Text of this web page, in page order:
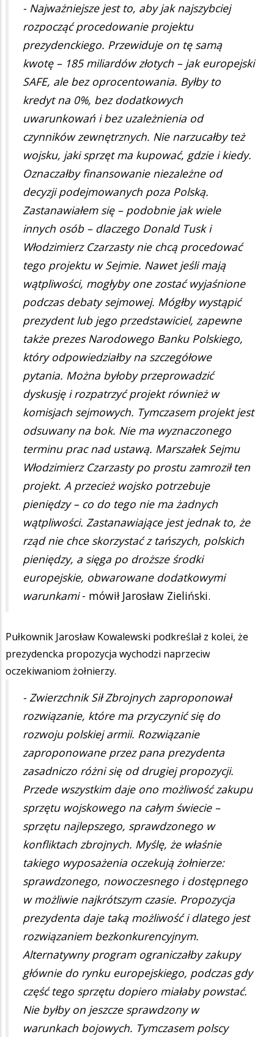
- Najważniejsze jest to, aby jak najszybciej
rozpocząć procedowanie projektu
prezydenckiego. Przewiduje on tę samą
kwotę – 185 miliardów złotych – jak europejski
SAFE, ale bez oprocentowania. Byłby to
kredyt na 0%, bez dodatkowych
uwarunkowań i bez uzależnienia od
czynników zewnętrznych. Nie narzucałby też
wojsku, jaki sprzęt ma kupować, gdzie i kiedy.
Oznaczałby finansowanie niezależne od
decyzji podejmowanych poza Polską.
Zastanawiałem się – podobnie jak wiele
innych osób – dlaczego Donald Tusk i
Włodzimierz Czarzasty nie chcą procedować
tego projektu w Sejmie. Nawet jeśli mają
wątpliwości, mogłyby one zostać wyjaśnione
podczas debaty sejmowej. Mógłby wystąpić
prezydent lub jego przedstawiciel, zapewne
także prezes Narodowego Banku Polskiego,
który odpowiedziałby na szczegółowe
pytania. Można byłoby przeprowadzić
dyskusję i rozpatrzyć projekt również w
komisjach sejmowych. Tymczasem projekt jest
odsuwany na bok. Nie ma wyznaczonego
terminu prac nad ustawą. Marszałek Sejmu
Włodzimierz Czarzasty po prostu zamroził ten
projekt. A przecież wojsko potrzebuje
pieniędzy – co do tego nie ma żadnych
wątpliwości. Zastanawiające jest jednak to, że
rząd nie chce skorzystać z tańszych, polskich
pieniędzy, a sięga po droższe środki
europejskie, obwarowane dodatkowymi
warunkami- mówił Jarosław Zieliński.
Pułkownik Jarosław Kowalewski podkreślał z kolei, że
prezydencka propozycja wychodzi naprzeciw
oczekiwaniom żołnierzy.
- Zwierzchnik Sił Zbrojnych zaproponował
rozwiązanie, które ma przyczynić się do
rozwoju polskiej armii. Rozwiązanie
zaproponowane przez pana prezydenta
zasadniczo różni się od drugiej propozycji.
Przede wszystkim daje ono możliwość zakupu
sprzętu wojskowego na całym świecie –
sprzętu najlepszego, sprawdzonego w
konfliktach zbrojnych. Myślę, że właśnie
takiego wyposażenia oczekują żołnierze:
sprawdzonego, nowoczesnego i dostępnego
w możliwie najkrótszym czasie. Propozycja
prezydenta daje taką możliwość i dlatego jest
rozwiązaniem bezkonkurencyjnym.
Alternatywny program ograniczałby zakupy
głównie do rynku europejskiego, podczas gdy
część tego sprzętu dopiero miałaby powstać.
Nie byłby on jeszcze sprawdzony w
warunkach bojowych. Tymczasem polscy